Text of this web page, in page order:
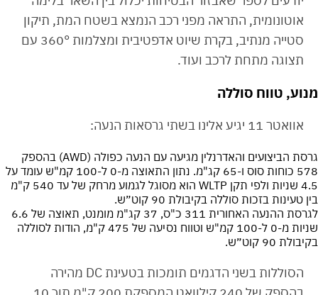
אוטונומית, התראה מפני רכב הנמצא בשטח המת, תיקון
סטייה מנתיב, בקרת שיוט אדפטיבית ומצלמות 360° עם
תצוגה מתחת לרכב ועוד.
מנוע, טווח סוללה
אוואטר 11 יגיע אלינו בשתי גרסאות הנעה:
גרסת הביצועים והאדרנלין מגיעה עם הנעה כפולה (AWD) בהספק
578 כוחות סוס ו-65 קג"מ. נתון התאוצה מ-0 ל-100 קמ"ש עומד על
4.5 שניות ולפי תקן WLTP הוא מסוגל לגמוע מרחק של עד 540 ק"מ
בין טעינות בזכות סוללה בקיבולת 90 קוט״ש.
לגרסת ההנעה האחורית 311 כ"ס, 37 קג"מ מומנט, תאוצה של 6.6
שניות מ-0 ל-100 קמ"ש וטווח נסיעה של 475 ק"מ, הודות לסוללה
בקיבולת 90 קוט״ש.
הסוללות בשני הדגמים תומכות בטעינת DC מהירה